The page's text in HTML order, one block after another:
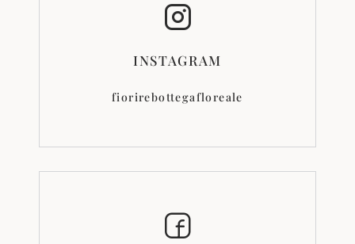
INSTAGRAM
fiorirebottegafloreale